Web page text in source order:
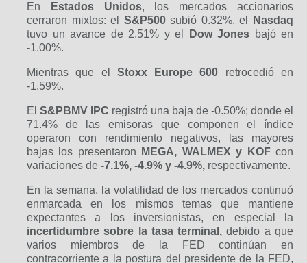
En Estados Unidos, los mercados accionarios
cerraron mixtos: el S&P500subió 0.32%, el
Nasdaq
tuvo un avance de 2.51% y el
Dow Jones bajó en
-1.00%.
Mientras que el Stoxx Europe 600 retrocedió en
-1.59%.
El S&PBMV IPC registró una baja de -0.50%; donde el
71.4% de las emisoras que componen el índice
operaron con rendimiento negativos, las mayores
bajas los presentaron
MEGA, WALMEX y KOFcon
variaciones de -7.1%, -4.9% y -4.9%, respectivamente.
En la semana, la volatilidad de los mercados continuó
enmarcada en los mismos temas que mantiene
expectantes a los inversionistas, en especial la
incertidumbre sobre la tasa terminal, debido a que
varios miembros de la FED continúan en
contracorriente a la postura del presidente de la FED,